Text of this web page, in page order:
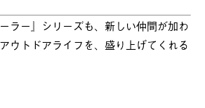
ラー』シリーズも、新しい仲間が加わ
ウトドアライフを、盛り上げてくれる